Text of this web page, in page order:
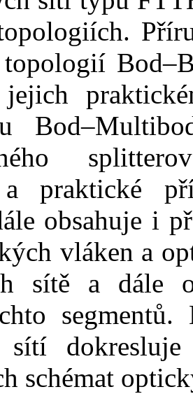
jejich
a praktické
obsahuje i
vláken a
sítě a dále
sítí
schémat